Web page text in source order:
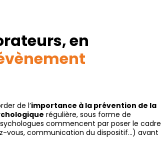
en
de l’importance à la prévention de la
régulière, sous forme de
commencent par poser le cadre
vous, communication du dispositif…) avant